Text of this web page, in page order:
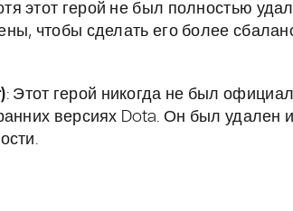
этот герой не был полностью
чтобы сделать его более
: Этот герой никогда не был
версиях Dota. Он был удален